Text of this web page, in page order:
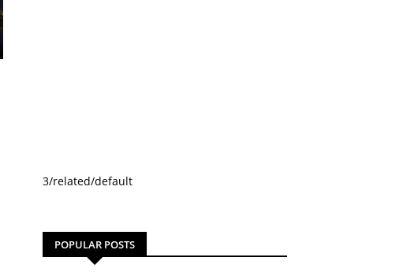
3/related/default
POPULAR POSTS